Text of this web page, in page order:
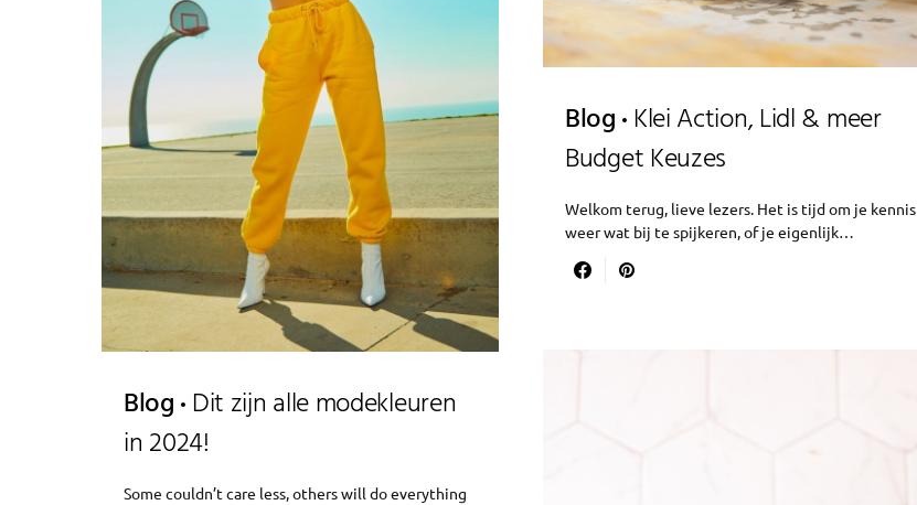
Blog Dit zijn alle modekleuren
in 2024!
Some couldn’t care less, others will do everything
Blog Klei Action, Lidl & meer
Budget Keuzes
Welkom terug, lieve lezers. Het is tijd om je kennis
weer wat bij te spijkeren, of je eigenlijk…